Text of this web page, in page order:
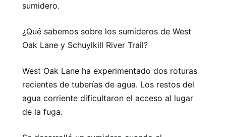
sumidero.
¿Qué sabemos sobre los sumideros de West
Oak Lane y Schuylkill River Trail?
West Oak Lane ha experimentado dos roturas
recientes de tuberías de agua. Los restos del
agua corriente dificultaron el acceso al lugar
de la fuga.